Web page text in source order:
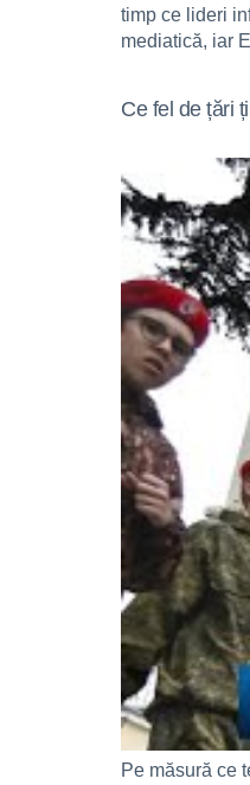
timp ce lideri
mediatică, iar
Ce fel de țări
Pe măsură ce